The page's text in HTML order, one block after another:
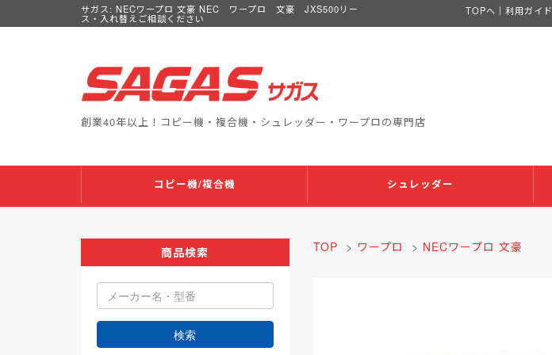
サガス: NECワープロ 文豪 NEC ワープロ 文豪 JXS500リー
ス・入れ替えご相談ください
TOPへ ｜ 利用ガイド
創業40年以上！コピー機・複合機・シュレッダー・ワープロの専門店
コピー機/複合機 シュレッダー
商品検索
検索
TOP > ワープロ > NECワープロ 文豪